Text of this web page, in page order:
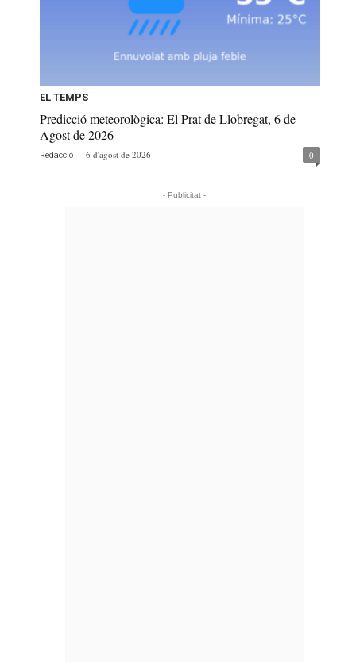
EL TEMPS
Predicció meteorològica: El Prat de Llobregat, 6 de
Agost de 2026
Redacció - 6 d'agost de 2026 0
- Publicitat -